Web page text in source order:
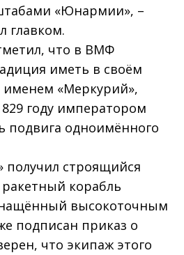
«Юнармии», –
главком.
что в ВМФ
иметь в своём
именем «Меркурий»,
году императором
подвига одноимённого
строящийся
корабль
высокоточным
подписан приказ о
что экипаж этого